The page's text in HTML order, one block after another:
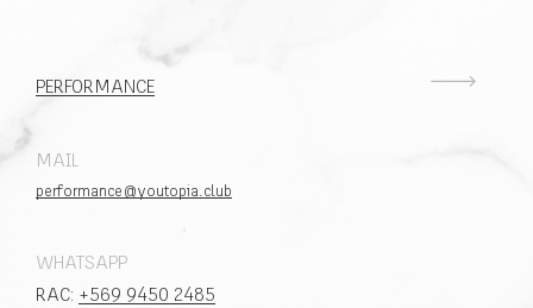
PERFORMANCE
MAIL
performance@youtopia.club
WHATSAPP
RAC: +569 9450 2485